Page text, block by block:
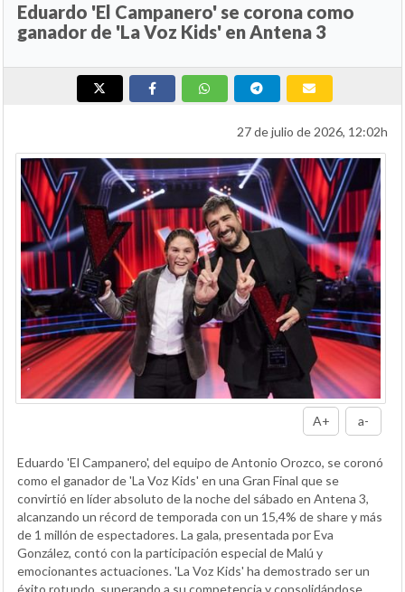
Eduardo 'El Campanero' se corona como
ganador de 'La Voz Kids' en Antena 3
27 de julio de 2026, 12:02h
A+ a-
Eduardo 'El Campanero', del equipo de Antonio Orozco, se coronó
como el ganador de 'La Voz Kids' en una Gran Final que se
convirtió en líder absoluto de la noche del sábado en Antena 3,
alcanzando un récord de temporada con un 15,4% de share y más
de 1 millón de espectadores. La gala, presentada por Eva
González, contó con la participación especial de Malú y
emocionantes actuaciones. 'La Voz Kids' ha demostrado ser un
éxito rotundo, superando a su competencia y consolidándose